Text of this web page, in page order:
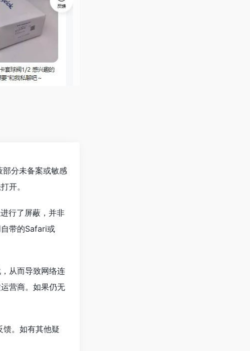
部分未备案或敏感
开。
行了屏蔽，并非
带的Safari或
从而导致网络连
营商。如果仍无
馈。如有其他疑